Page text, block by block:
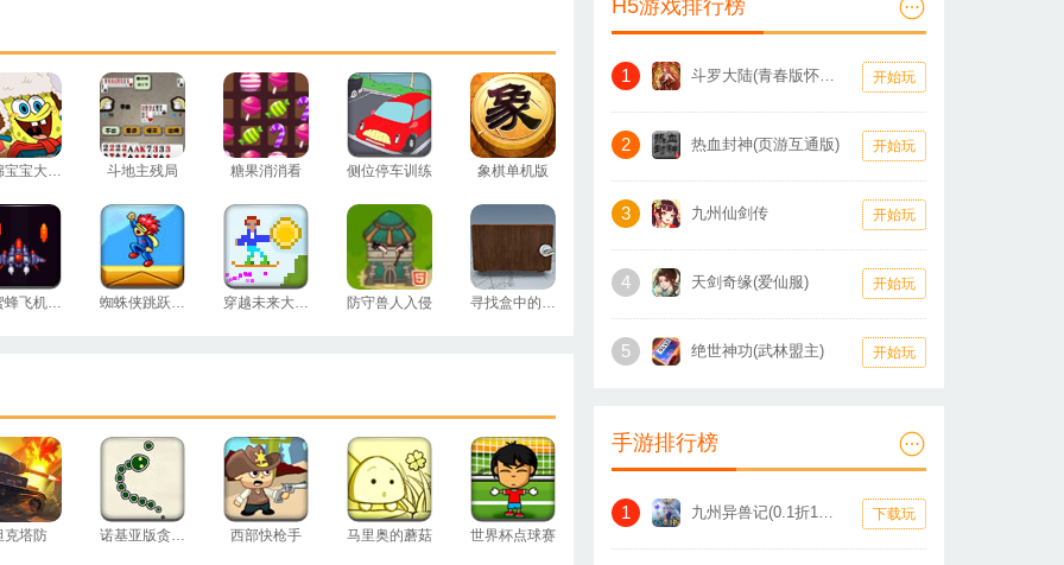
海绵宝宝大富翁 斗地主残局 糖果消消看 侧位停车训练 象棋单机版
小蜜蜂飞机大战 蜘蛛侠跳跃测试 穿越未来大冒险 防守兽人入侵 寻找盒中的秘密
克塔防 诺基亚版贪吃蛇 西部快枪手 马里奥的蘑菇 世界杯点球赛
H5游戏排行榜
1 斗罗大陆(青春版怀旧服) 开始玩
2 热血封神(页游互通版) 开始玩
3 九州仙剑传 开始玩
4 天剑奇缘(爱仙服) 开始玩
5 绝世神功(武林盟主) 开始玩
手游排行榜
1 九州异兽记(0.1折1W免费版) 下载玩